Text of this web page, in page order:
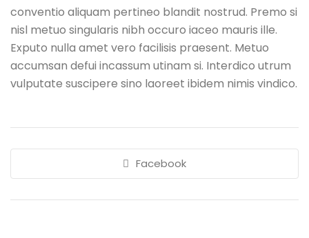
conventio aliquam pertineo blandit nostrud. Premo si
nisl metuo singularis nibh occuro iaceo mauris ille.
Exputo nulla amet vero facilisis praesent. Metuo
accumsan defui incassum utinam si. Interdico utrum
vulputate suscipere sino laoreet ibidem nimis vindico.
Facebook